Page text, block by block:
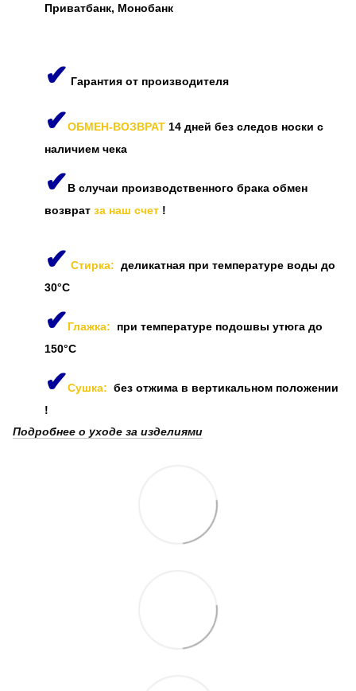
Приватбанк, Монобанк
✔ Гарантия от производителя
✔ОБМЕН-ВОЗВРАТ 14 дней без следов носки с
наличием чека
✔В случаи производственного брака обмен
возврат за наш счет !
✔ Стирка: деликатная при температуре воды до
30°C
✔Глажка: при температуре подошвы утюга до
150°C
✔Сушка: без отжима в вертикальном положении
!
Подробнее о уходе за изделиями